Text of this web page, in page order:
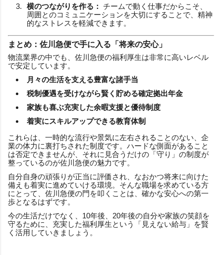
横のつながりを作る： チームで動く仕事だからこそ、
周囲とのコミュニケーションを大切にすることで、精神
的なストレスを軽減できます。
まとめ：佐川急便で手に入る「将来の安心」
物流業界の中でも、佐川急便の福利厚生は非常に高いレベル
で安定しています。
月々の生活を支える豊富な諸手当
税制優遇を受けながら賢く貯める確定拠出年金
家族も喜ぶ充実した余暇支援と優待制度
着実にスキルアップできる教育体制
これらは、一時的な流行や景気に左右されることのない、企
業の体力に裏打ちされた制度です。ハードな側面があること
は否定できませんが、それに見合うだけの「守り」の制度が
整っているのが佐川急便の魅力です。
自分自身の頑張りが正当に評価され、なおかつ将来に向けた
備えも着実に進めていける環境。そんな職場を求めている方
にとって、佐川急便の門を叩くことは、確かな安心への第一
歩となるはずです。
今の生活だけでなく、10年後、20年後の自分や家族の笑顔を
守るために、充実した福利厚生という「見えない給与」を賢
く活用していきましょう。